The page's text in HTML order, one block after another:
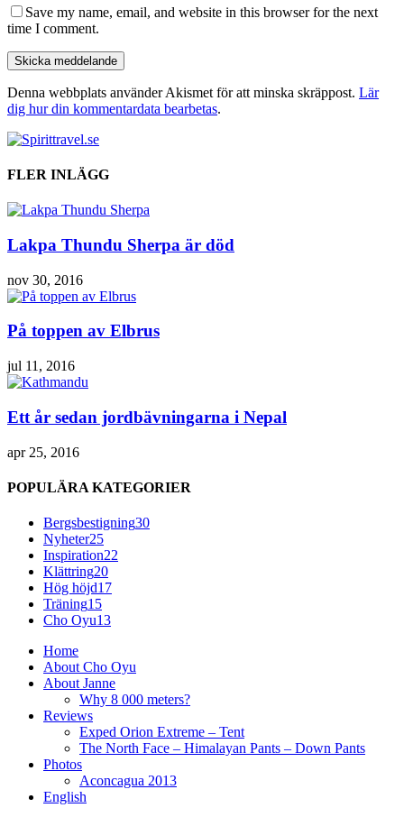
Save my name, email, and website in this browser for the next
time I comment.
Denna webbplats använder Akismet för att minska skräppost. Lär
dig hur din kommentardata bearbetas.
FLER INLÄGG
Lakpa Thundu Sherpa är död
nov 30, 2016
På toppen av Elbrus
jul 11, 2016
Ett år sedan jordbävningarna i Nepal
apr 25, 2016
POPULÄRA KATEGORIER
Bergsbestigning30
Nyheter25
Inspiration22
Klättring20
Hög höjd17
Träning15
Cho Oyu13
Home
About Cho Oyu
About Janne
Why 8 000 meters?
Reviews
Exped Orion Extreme – Tent
The North Face – Himalayan Pants – Down Pants
Photos
Aconcagua 2013
English